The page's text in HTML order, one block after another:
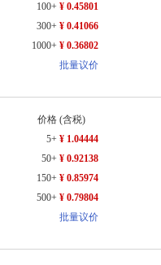
100+ ¥ 0.45801
300+ ¥ 0.41066
1000+ ¥ 0.36802
批量议价
价格 (含税)
5+ ¥ 1.04444
50+ ¥ 0.92138
150+ ¥ 0.85974
500+ ¥ 0.79804
批量议价